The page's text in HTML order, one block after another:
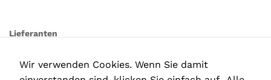
Lieferanten
Wir verwenden Cookies. Wenn Sie damit